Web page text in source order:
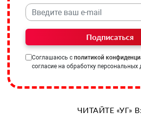
Подписаться
Соглашаюсь с политикой
согласие на обработку персональных
ЧИТАЙТЕ «УГ» В: